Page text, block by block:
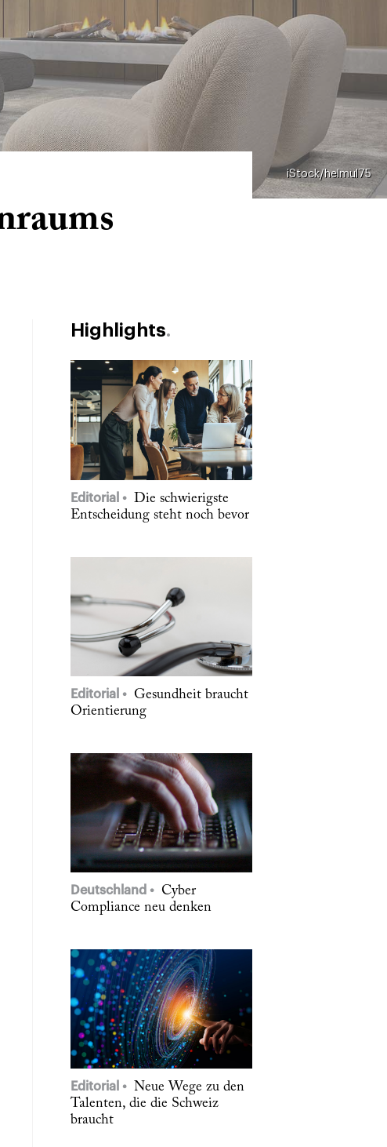
iStock/helmul75
Highlights
Editorial
Die schwierigste
Entscheidung steht noch bevor
Editorial
Gesundheit braucht
Orientierung
Deutschland
Cyber
Compliance neu denken
Editorial
Neue Wege zu den
Talenten, die die Schweiz
braucht